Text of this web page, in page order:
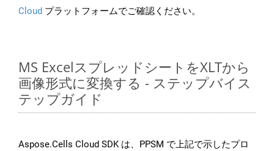
Cloud プラットフォームでご確認ください。
MS ExcelスプレッドシートをXLTから
画像形式に変換する - ステップバイス
テップガイド
Aspose.Cells Cloud SDK は、PPSM で上記で示したプロ